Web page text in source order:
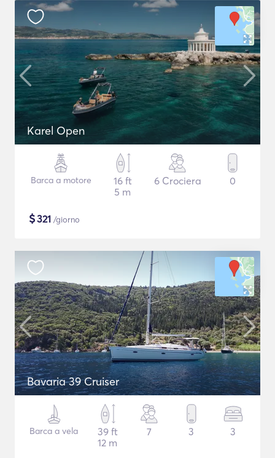
Karel Open
Barca a motore
16 ft
5 m
6 Crociera 0
$321 /giorno
Bavaria 39 Cruiser
Barca a vela
39 ft
12 m
7 3 3